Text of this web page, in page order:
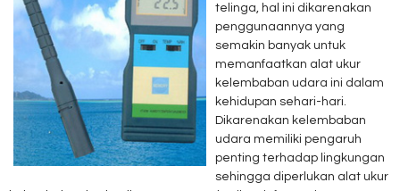
telinga, hal ini dikarenakan
penggunaannya yang
semakin banyak untuk
memanfaatkan alat ukur
kelembaban udara ini dalam
kehidupan sehari-hari.
Dikarenakan kelembaban
udara memiliki pengaruh
penting terhadap lingkungan
sehingga diperlukan alat ukur